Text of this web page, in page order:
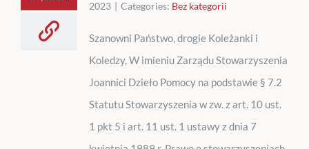
2023 | Categories: Bez kategorii
Szanowni Państwo, drogie Koleżanki i
Koledzy, W imieniu Zarządu Stowarzyszenia
Joannici Dzieło Pomocy na podstawie § 7.2
Statutu Stowarzyszenia w zw. z art. 10 ust.
1 pkt 5 i art. 11 ust. 1 ustawy z dnia 7